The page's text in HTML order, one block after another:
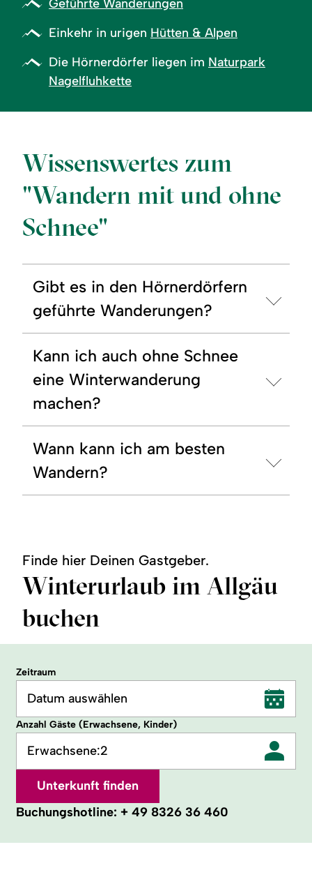
Geführte Wanderungen
Einkehr in urigen Hütten & Alpen
Die Hörnerdörfer liegen im Naturpark
Nagelfluhkette
Wissenswertes zum
"Wandern mit und ohne
Schnee"
Gibt es in den Hörnerdörfern
geführte Wanderungen?
Kann ich auch ohne Schnee
eine Winterwanderung
machen?
Wann kann ich am besten
Wandern?
Finde hier Deinen Gastgeber.
Winterurlaub im Allgäu
buchen
Zeitraum
Datum auswählen
Anzahl Gäste (Erwachsene, Kinder)
2
Erwachsene:
Unterkunft finden
Buchungshotline: + 49 8326 36 460